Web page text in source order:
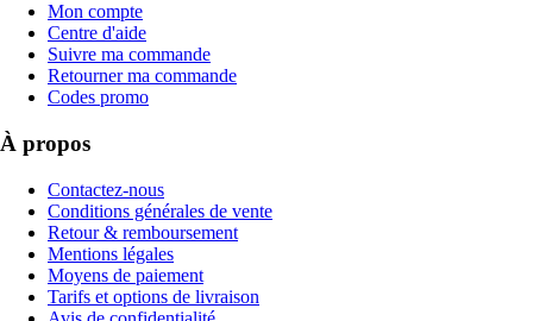
Mon compte
Centre d'aide
Suivre ma commande
Retourner ma commande
Codes promo
À propos
Contactez-nous
Conditions générales de vente
Retour & remboursement
Mentions légales
Moyens de paiement
Tarifs et options de livraison